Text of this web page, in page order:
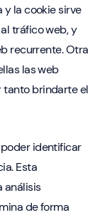
la cookie sirve
tráfico web, y
recurrente. Otra
las web
tanto brindarte el
identificar
Esta
análisis
de forma